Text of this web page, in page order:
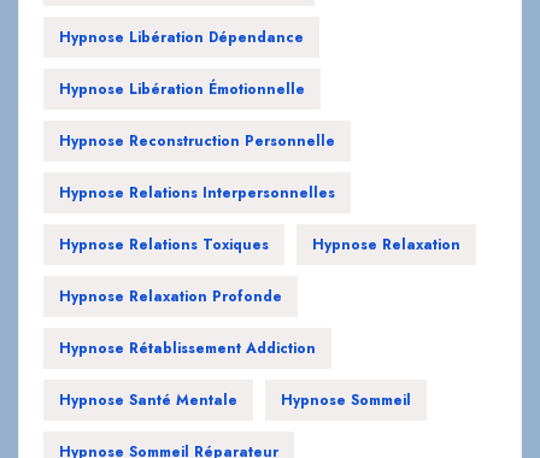
Hypnose Libération Dépendance
Hypnose Libération Émotionnelle
Hypnose Reconstruction Personnelle
Hypnose Relations Interpersonnelles
Hypnose Relations Toxiques Hypnose Relaxation
Hypnose Relaxation Profonde
Hypnose Rétablissement Addiction
Hypnose Santé Mentale Hypnose Sommeil
Hypnose Sommeil Réparateur